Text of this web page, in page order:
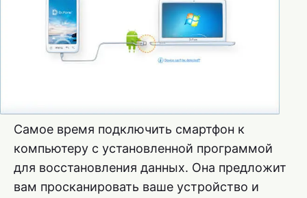
Самое время подключить смартфон к
компьютеру с установленной программой
для восстановления данных. Она предложит
вам просканировать ваше устройство и